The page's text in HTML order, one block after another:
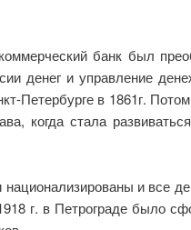
банк был
и управление
в 1861г.
когда стала
и все
г. в Петрограде было